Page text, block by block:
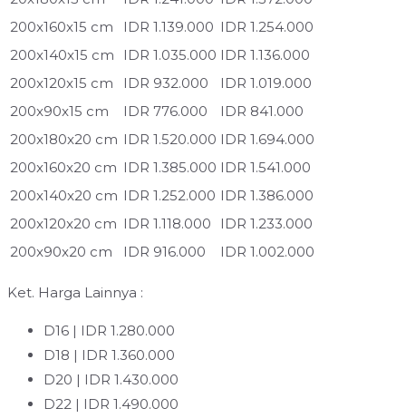
200x160x15 cm
IDR 1.139.000 IDR 1.254.000
200x140x15 cm
IDR 1.035.000 IDR 1.136.000
200x120x15 cm
IDR 932.000
IDR 1.019.000
200x90x15 cm
IDR 776.000
IDR 841.000
200x180x20 cm IDR 1.520.000 IDR 1.694.000
200x160x20 cm IDR 1.385.000 IDR 1.541.000
200x140x20 cm IDR 1.252.000 IDR 1.386.000
200x120x20 cm IDR 1.118.000
IDR 1.233.000
200x90x20 cm
IDR 916.000 IDR 1.002.000
Ket. Harga Lainnya :
D16 | IDR 1.280.000
D18 | IDR 1.360.000
D20 | IDR 1.430.000
D22 | IDR 1.490.000